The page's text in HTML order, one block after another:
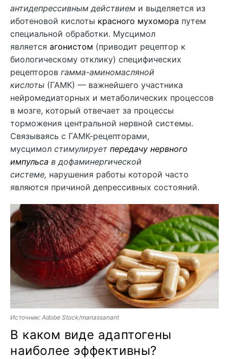
антидепрессивным действием и выделяется из
иботеновой кислоты красного мухомора путем
специальной обработки. Мусцимол
является агонистом (приводит рецептор к
биологическому отклику) специфических
рецепторов гамма-аминомасляной
кислоты (ГАМК) — важнейшего участника
нейромедиаторных и метаболических процессов
в мозге, который отвечает за процессы
торможения центральной нервной системы.
Связываясь с ГАМК-рецепторами,
мусцимол стимулирует передачу нервного
импульса в дофаминергической
системе, нарушения работы которой часто
являются причиной депрессивных состояний.
Источник: Adobe Stock/manassanant
В каком виде адаптогены
наиболее эффективны?